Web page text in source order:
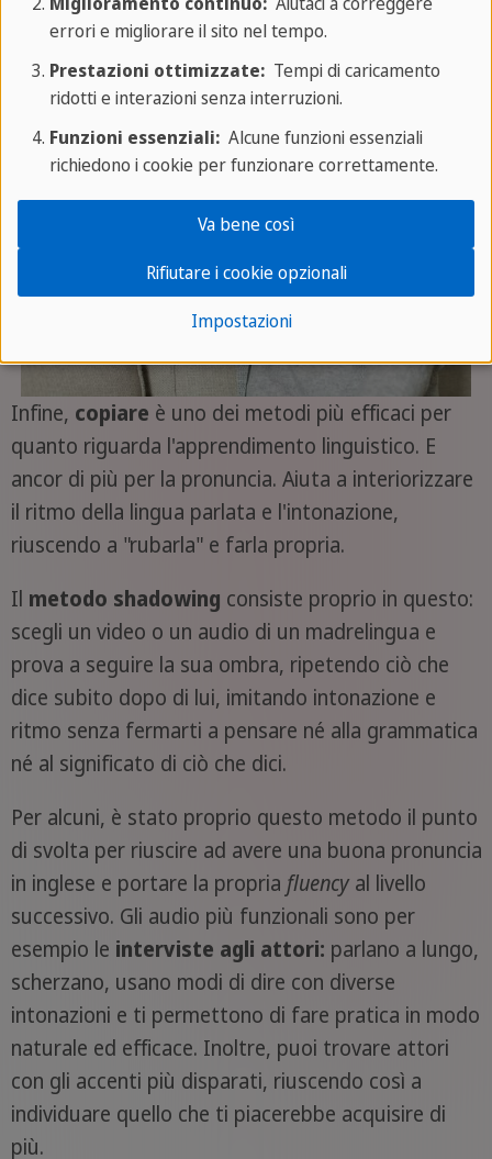
Metodo Shadowing
Infine, copiare è uno dei metodi più efficaci per
quanto riguarda l'apprendimento linguistico. E
ancor di più per la pronuncia. Aiuta a interiorizzare
il ritmo della lingua parlata e l'intonazione,
riuscendo a "rubarla" e farla propria.
Il metodo shadowing consiste proprio in questo:
scegli un video o un audio di un madrelingua e
prova a seguire la sua ombra, ripetendo ciò che
dice subito dopo di lui, imitando intonazione e
ritmo senza fermarti a pensare né alla grammatica
né al significato di ciò che dici.
Per alcuni, è stato proprio questo metodo il punto
di svolta per riuscire ad avere una buona pronuncia
in inglese e portare la propria fluencyal livello
successivo. Gli audio più funzionali sono per
esempio le interviste agli attori: parlano a lungo,
scherzano, usano modi di dire con diverse
intonazioni e ti permettono di fare pratica in modo
naturale ed efficace. Inoltre, puoi trovare attori
con gli accenti più disparati, riuscendo così a
individuare quello che ti piacerebbe acquisire di
più.
errori e migliorare il sito nel tempo.
Prestazioni ottimizzate:Tempi di caricamento
ridotti e interazioni senza interruzioni.
Funzioni essenziali:Alcune funzioni essenziali
richiedono i cookie per funzionare correttamente.
Impostazioni
Rifiutare i cookie opzionali
Va bene così